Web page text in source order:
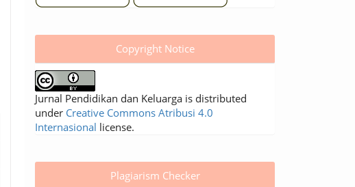
Copyright Notice
Jurnal Pendidikan dan Keluarga is distributed
under Creative Commons Atribusi 4.0
Internasional license.
Plagiarism Checker